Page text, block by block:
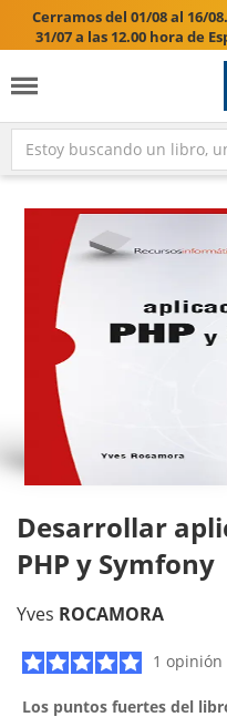
Cerramos del 01/08 al 16/
31/07 a las 12.00 hora de
Desarrollar
PHP y Symfony
Yves ROCAMORA
1 opinión
Los puntos fuertes del